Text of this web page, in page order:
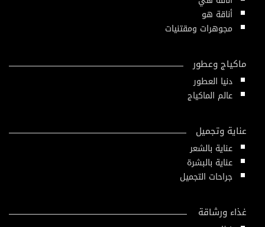
أناقة هو
مجوهرات ومقتنيات
ماكياج وعطور
دنيا العطور
عالم الماكياج
عناية وتجميل
عناية بالشعر
عناية بالبشرة
جراحات التجميل
غذاء ورشاقة